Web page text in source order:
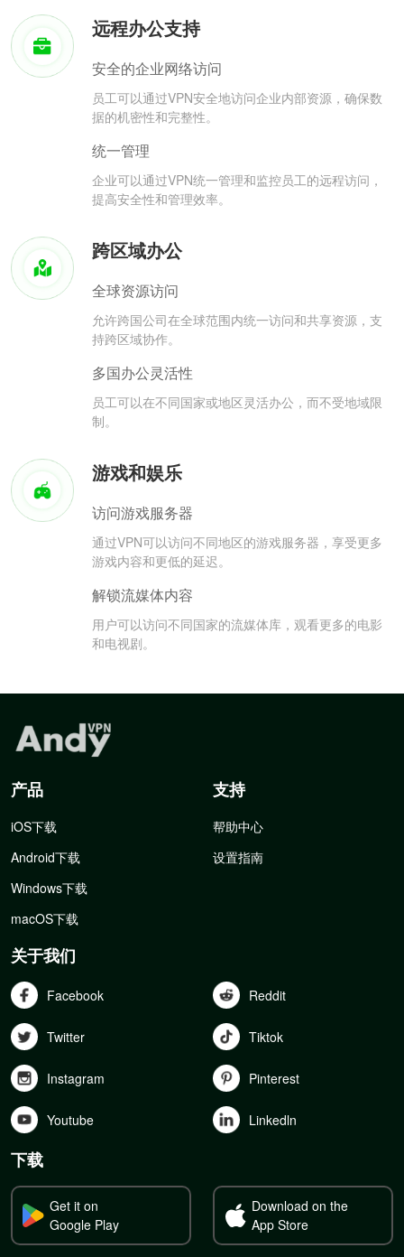
远程办公支持
安全的企业网络访问
员工可以通过VPN安全地访问企业内部资源，确保数
据的机密性和完整性。
统一管理
企业可以通过VPN统一管理和监控员工的远程访问，
提高安全性和管理效率。
跨区域办公
全球资源访问
允许跨国公司在全球范围内统一访问和共享资源，支
持跨区域协作。
多国办公灵活性
员工可以在不同国家或地区灵活办公，而不受地域限
制。
游戏和娱乐
访问游戏服务器
通过VPN可以访问不同地区的游戏服务器，享受更多
游戏内容和更低的延迟。
解锁流媒体内容
用户可以访问不同国家的流媒体库，观看更多的电影
和电视剧。
产品
iOS下载
Android下载
Windows下载
macOS下载
支持
帮助中心
设置指南
关于我们
Facebook Reddit
Twitter Tiktok
Instagram Pinterest
Youtube Linkedln
下载
Get it on
Google Play
Download on the
App Store